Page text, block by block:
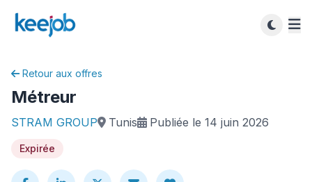
Retour aux offres
Métreur
STRAM GROUP Tunis Publiée le 14 juin 2026
Expirée